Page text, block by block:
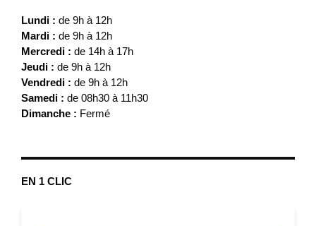
Lundi : de 9h à 12h
Mardi : de 9h à 12h
Mercredi : de 14h à 17h
Jeudi : de 9h à 12h
Vendredi : de 9h à 12h
Samedi : de 08h30 à 11h30
Dimanche : Fermé
EN 1 CLIC